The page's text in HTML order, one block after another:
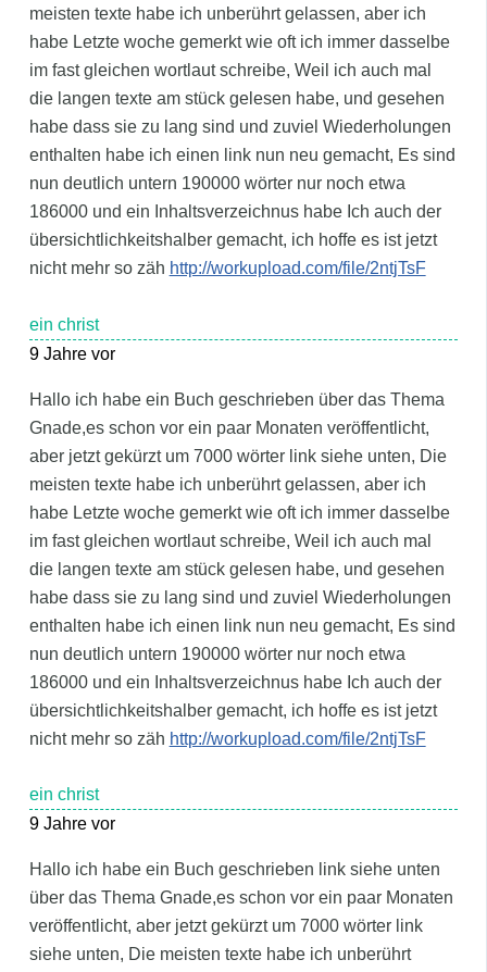
meisten texte habe ich unberührt gelassen, aber ich
habe Letzte woche gemerkt wie oft ich immer dasselbe
im fast gleichen wortlaut schreibe, Weil ich auch mal
die langen texte am stück gelesen habe, und gesehen
habe dass sie zu lang sind und zuviel Wiederholungen
enthalten habe ich einen link nun neu gemacht, Es sind
nun deutlich untern 190000 wörter nur noch etwa
186000 und ein Inhaltsverzeichnus habe Ich auch der
übersichtlichkeitshalber gemacht, ich hoffe es ist jetzt
nicht mehr so zäh http://workupload.com/file/2ntjTsF
ein christ
9 Jahre vor
Hallo ich habe ein Buch geschrieben über das Thema
Gnade,es schon vor ein paar Monaten veröffentlicht,
aber jetzt gekürzt um 7000 wörter link siehe unten, Die
meisten texte habe ich unberührt gelassen, aber ich
habe Letzte woche gemerkt wie oft ich immer dasselbe
im fast gleichen wortlaut schreibe, Weil ich auch mal
die langen texte am stück gelesen habe, und gesehen
habe dass sie zu lang sind und zuviel Wiederholungen
enthalten habe ich einen link nun neu gemacht, Es sind
nun deutlich untern 190000 wörter nur noch etwa
186000 und ein Inhaltsverzeichnus habe Ich auch der
übersichtlichkeitshalber gemacht, ich hoffe es ist jetzt
nicht mehr so zäh http://workupload.com/file/2ntjTsF
ein christ
9 Jahre vor
Hallo ich habe ein Buch geschrieben link siehe unten
über das Thema Gnade,es schon vor ein paar Monaten
veröffentlicht, aber jetzt gekürzt um 7000 wörter link
siehe unten, Die meisten texte habe ich unberührt